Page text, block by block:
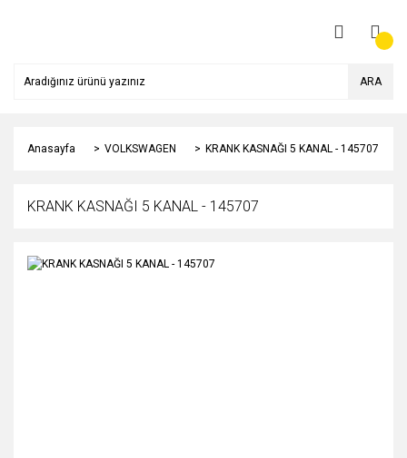
ARA
Anasayfa VOLKSWAGEN KRANK KASNAĞI 5 KANAL - 145707
KRANK KASNAĞI 5 KANAL - 145707